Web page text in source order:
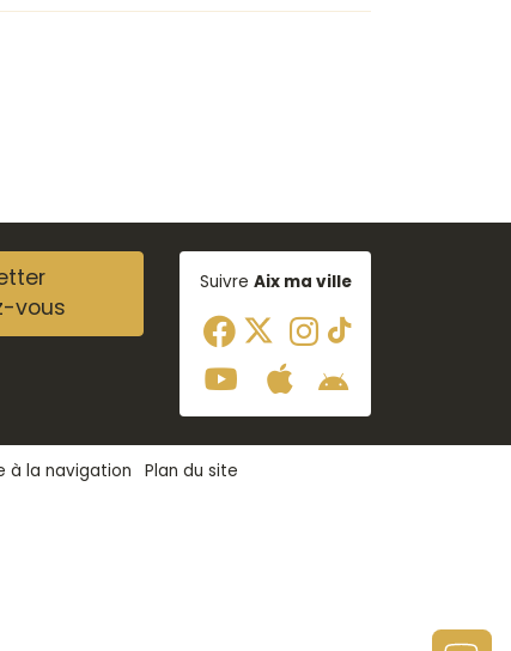
vous
Suivre Aix ma ville
à la navigation Plan du site